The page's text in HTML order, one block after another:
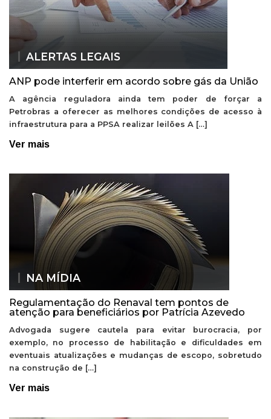
ALERTAS LEGAIS
ANP pode interferir em acordo sobre gás da União
A agência reguladora ainda tem poder de forçar a
Petrobras a oferecer as melhores condições de acesso à
infraestrutura para a PPSA realizar leilões A […]
Ver mais
NA MÍDIA
Regulamentação do Renaval tem pontos de
atenção para beneficiários por Patrícia Azevedo
Advogada sugere cautela para evitar burocracia, por
exemplo, no processo de habilitação e dificuldades em
eventuais atualizações e mudanças de escopo, sobretudo
na construção de […]
Ver mais